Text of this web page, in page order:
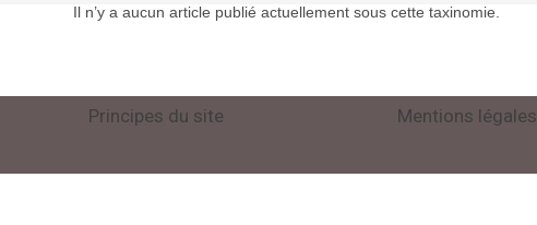
Il n’y a aucun article publié actuellement sous cette taxinomie.
Principes du site Mentions légales